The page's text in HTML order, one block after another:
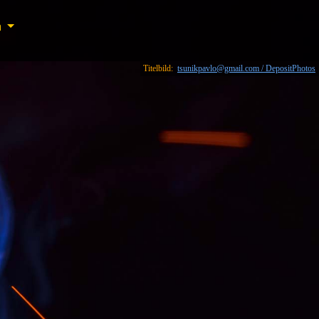
Titelbild: tsunikpavlo@gmail.com / DepositPhotos